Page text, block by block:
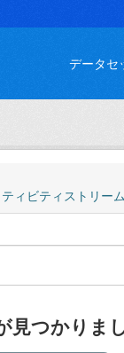
データセ
ィビティストリーム
見つかりま